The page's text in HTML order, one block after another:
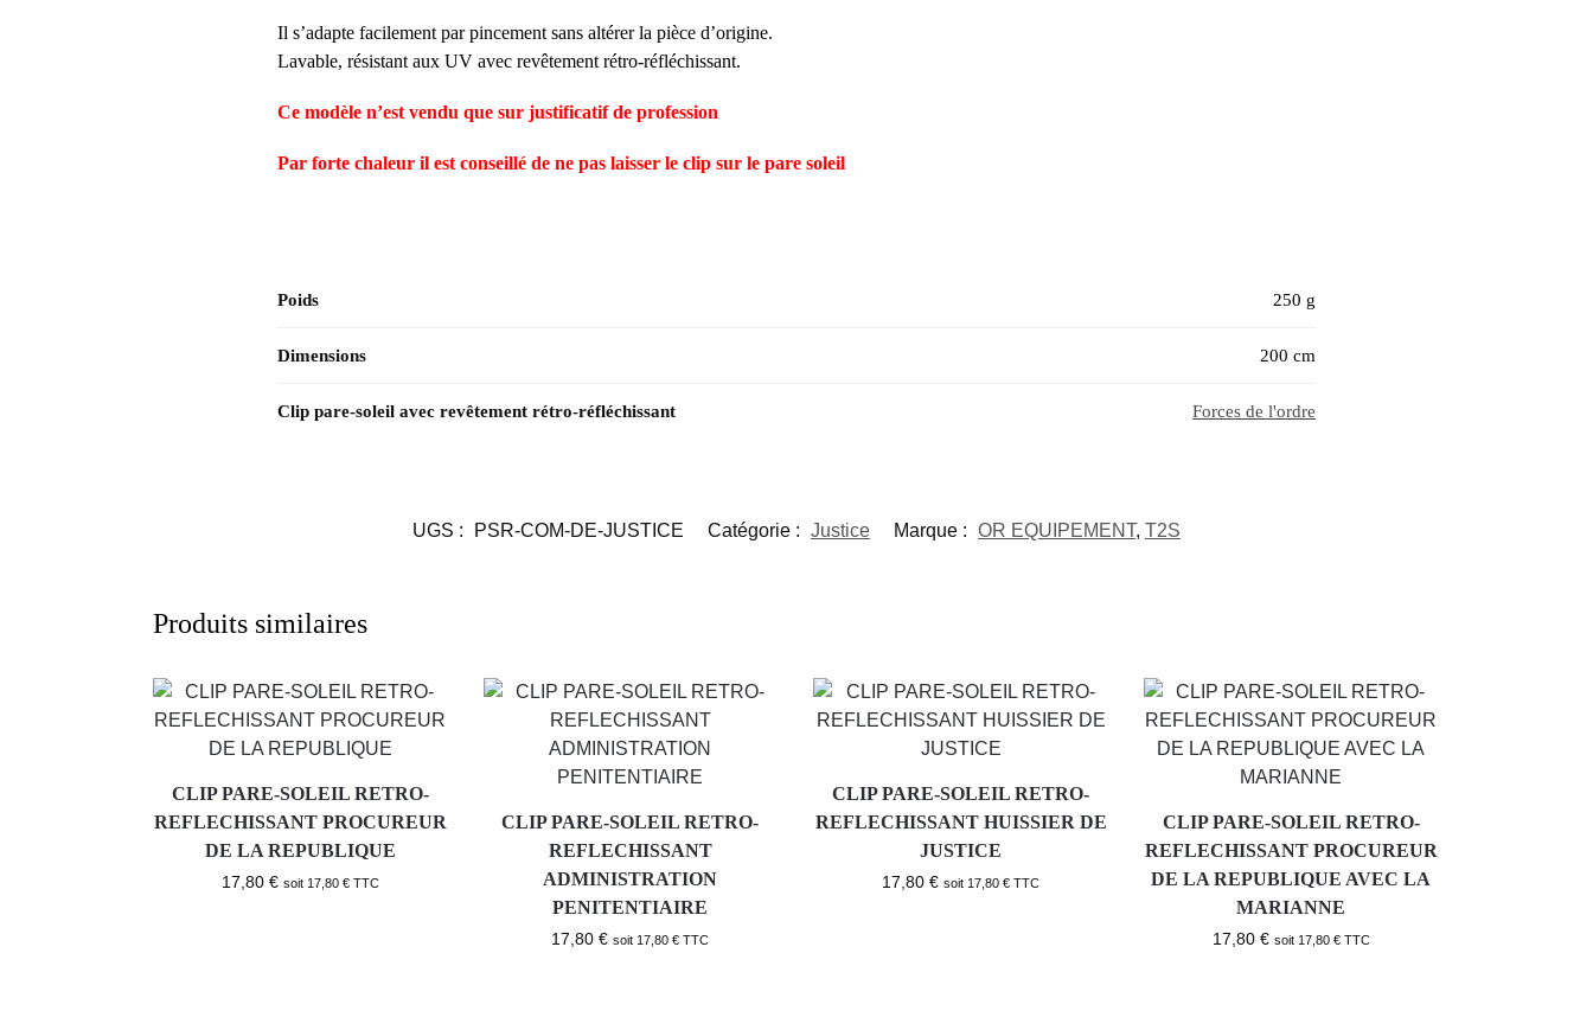
Il s’adapte facilement par pincement sans altérer la pièce d’origine.
Lavable, résistant aux UV avec revêtement rétro-réfléchissant.
Ce modèle n’est vendu que sur justificatif de profession
Par forte chaleur il est conseillé de ne pas laisser le clip sur le pare soleil
Poids 250 g
Dimensions 200 cm
Clip pare-soleil avec revêtement rétro-réfléchissant Forces de l'ordre
UGS : PSR-COM-DE-JUSTICE Catégorie : Justice Marque : OR EQUIPEMENT, T2S
Produits similaires
CLIP PARE-SOLEIL RETRO-
REFLECHISSANT PROCUREUR
DE LA REPUBLIQUE
17,80 € soit 17,80 €TTC
CLIP PARE-SOLEIL RETRO-
REFLECHISSANT
ADMINISTRATION
PENITENTIAIRE
17,80€ soit 17,80€ TTC
CLIP PARE-SOLEIL RETRO-
REFLECHISSANT HUISSIER DE
JUSTICE
17,80€ soit 17,80€ TTC
CLIP PARE-SOLEIL RETRO-
REFLECHISSANT PROCUREUR
DE LA REPUBLIQUE AVEC LA
MARIANNE
17,80 € soit 17,80 €TTC